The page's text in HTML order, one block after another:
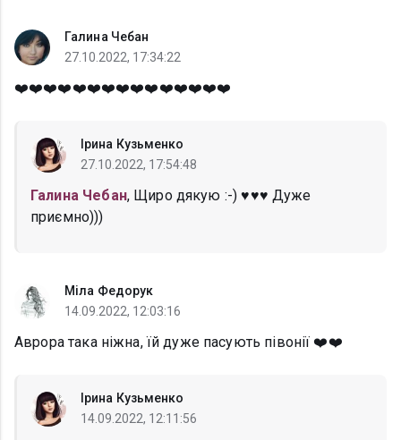
Галина Чебан
27.10.2022, 17:34:22
❤️❤️❤️❤️❤️❤️❤️❤️❤️❤️❤️❤️❤️❤️❤️
Ірина Кузьменко
27.10.2022, 17:54:48
Галина Чебан, Щиро дякую :-) ♥️♥️♥️ Дуже
приємно)))
Міла Федорук
14.09.2022, 12:03:16
Аврора така ніжна, їй дуже пасують півонії ❤️❤️
Ірина Кузьменко
14.09.2022, 12:11:56